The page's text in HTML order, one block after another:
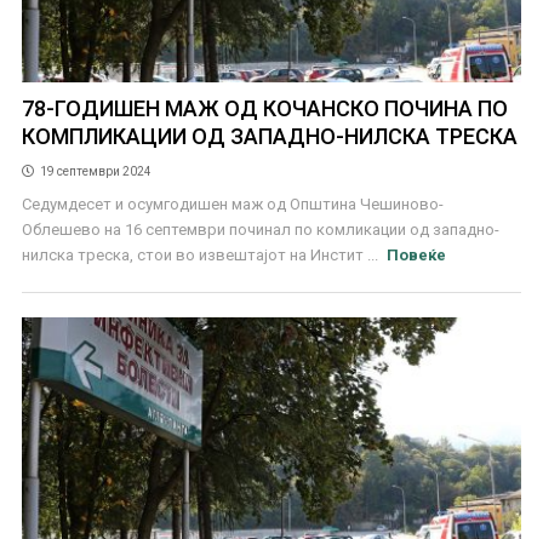
78-ГОДИШЕН МАЖ ОД КОЧАНСКО ПОЧИНА ПО
КОМПЛИКАЦИИ ОД ЗАПАДНО-НИЛСКА ТРЕСКА
19 септември 2024
Седумдесет и осумгодишен маж од Општина Чешиново-
Облешево на 16 септември починал по комликации од западно-
нилска треска, стои во извештајот на Инстит ...
Повеќе